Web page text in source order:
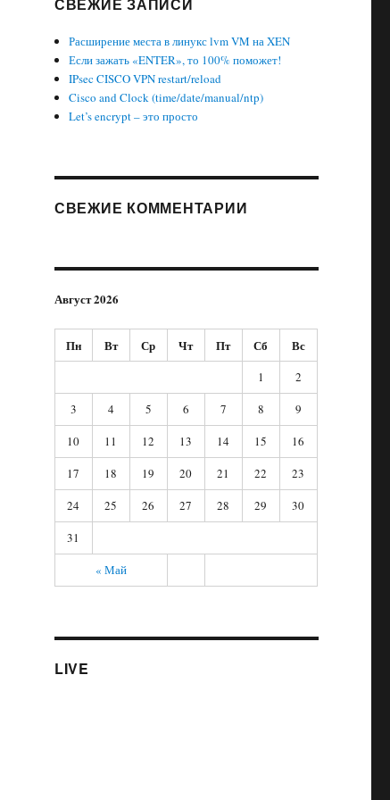
Расширение места в линукс lvm VM на XEN
Если зажать «ENTER», то 100% поможет!
IPsec CISCO VPN restart/reload
Cisco and Clock (time/date/manual/ntp)
Let’s encrypt – это просто
СВЕЖИЕ КОММЕНТАРИИ
Август 2026
Пн Вт Ср Чт Пт Сб Вс
« Май
1
2
3
4 5 6 7 8
9
10
11 12 13 14 15
16
17
18 19 20 21 22
23
24
25 26 27 28 29
30
31
LIVE